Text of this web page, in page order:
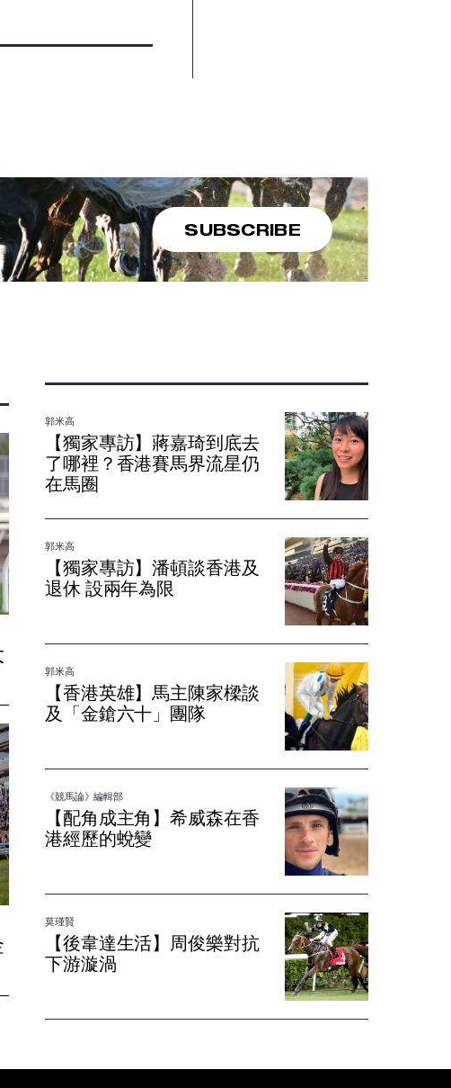
SUBSCRIBE
郭米高
【獨家專訪】蔣嘉琦到底去
了哪裡？香港賽馬界流星仍
在馬圈
郭米高
【獨家專訪】潘頓談香港及
退休 設兩年為限
郭米高
【香港英雄】馬主陳家樑談
及「金鎗六十」團隊
《競馬論》編輯部
【配角成主角】希威森在香
港經歷的蛻變
莫瑾賢
【後韋達生活】周俊樂對抗
下游漩渦